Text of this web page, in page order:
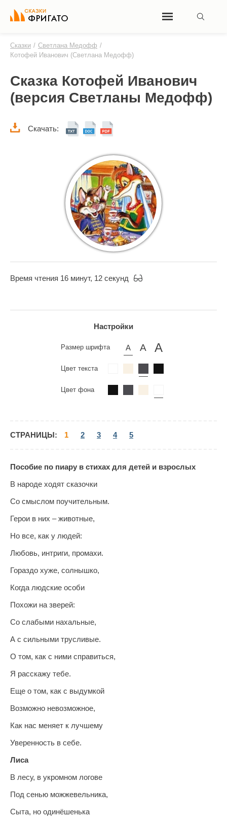
Сказки / Светлана Медофф /
Котофей Иванович (Светлана Медофф)
Сказка Котофей Иванович
(версия Светланы Медофф)
Скачать:
Время чтения 16 минут, 12 секунд
Настройки
Размер шрифта
Цвет текста
Цвет фона
СТРАНИЦЫ: 1 2 3 4 5
Пособие по пиару в стихах для детей и взрослых
В народе ходят сказочки
Со смыслом поучительным.
Герои в них – животные,
Но все, как у людей:
Любовь, интриги, промахи.
Гораздо хуже, солнышко,
Когда людские особи
Похожи на зверей:
Со слабыми нахальные,
А с сильными трусливые.
О том, как с ними справиться,
Я расскажу тебе.
Еще о том, как с выдумкой
Возможно невозможное,
Как нас меняет к лучшему
Уверенность в себе.
Лиса
В лесу, в укромном логове
Под сенью можжевельника,
Сыта, но одинёшенька